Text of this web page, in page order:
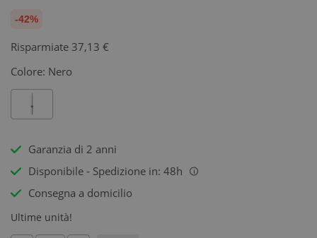
-42%
Risparmiate 37,13 €
Colore: Nero
Garanzia di 2 anni
Disponibile - Spedizione in: 48h
i
Consegna a domicilio
Ultime unità!